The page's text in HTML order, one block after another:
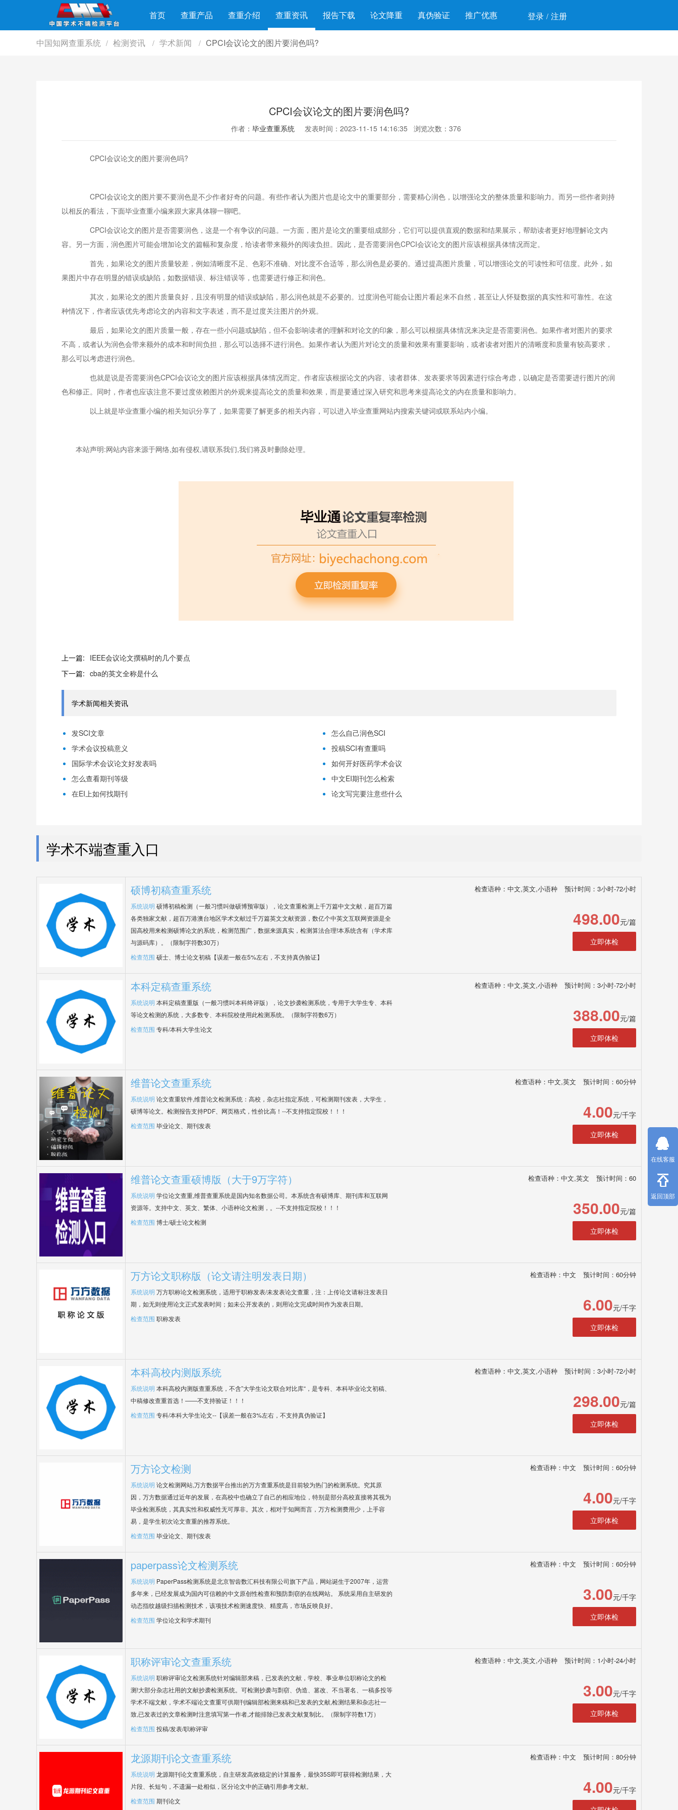
首页 查重产品 查重介绍 查重资讯 报告下载 论文降重 真伪验证 推广优惠 登录 / 注册
中国知网查重系统 / 检测资讯 / 学术新闻 / CPCI会议论文的图片要润色吗?
CPCI会议论文的图片要润色吗?
作者： 毕业查重系统 发表时间：2023-11-15 14:16:35 浏览次数：376
CPCI会议论文的图片要润色吗?
CPCI会议论文的图片要不要润色是不少作者好奇的问题。有些作者认为图片也是论文中的重要部分，需要精心润色，以增强论文的整体质量和影响力。而另一些作者则持
以相反的看法，下面毕业查重小编来跟大家具体聊一聊吧。
CPCI会议论文的图片是否需要润色，这是一个有争议的问题。一方面，图片是论文的重要组成部分，它们可以提供直观的数据和结果展示，帮助读者更好地理解论文内
容。另一方面，润色图片可能会增加论文的篇幅和复杂度，给读者带来额外的阅读负担。因此，是否需要润色CPCI会议论文的图片应该根据具体情况而定。
首先，如果论文的图片质量较差，例如清晰度不足、色彩不准确、对比度不合适等，那么润色是必要的。通过提高图片质量，可以增强论文的可读性和可信度。此外，如
果图片中存在明显的错误或缺陷，如数据错误、标注错误等，也需要进行修正和润色。
其次，如果论文的图片质量良好，且没有明显的错误或缺陷，那么润色就是不必要的。过度润色可能会让图片看起来不自然，甚至让人怀疑数据的真实性和可靠性。在这
种情况下，作者应该优先考虑论文的内容和文字表述，而不是过度关注图片的外观。
最后，如果论文的图片质量一般，存在一些小问题或缺陷，但不会影响读者的理解和对论文的印象，那么可以根据具体情况来决定是否需要润色。如果作者对图片的要求
不高，或者认为润色会带来额外的成本和时间负担，那么可以选择不进行润色。如果作者认为图片对论文的质量和效果有重要影响，或者读者对图片的清晰度和质量有较高要求，
那么可以考虑进行润色。
也就是说是否需要润色CPCI会议论文的图片应该根据具体情况而定。作者应该根据论文的内容、读者群体、发表要求等因素进行综合考虑，以确定是否需要进行图片的润
色和修正。同时，作者也应该注意不要过度依赖图片的外观来提高论文的质量和效果，而是要通过深入研究和思考来提高论文的内在质量和影响力。
以上就是毕业查重小编的相关知识分享了，如果需要了解更多的相关内容，可以进入毕业查重网站内搜索关键词或联系站内小编。
本站声明:网站内容来源于网络,如有侵权,请联系我们,我们将及时删除处理。
上一篇: IEEE会议论文撰稿时的几个要点
下一篇: cba的英文全称是什么
学术新闻相关资讯
发SCI文章
怎么自己润色SCI
学术会议投稿意义
投稿SCI有查重吗
国际学术会议论文好发表吗
如何开好医药学术会议
怎么查看期刊等级
中文EI期刊怎么检索
在EI上如何找期刊
论文写完要注意些什么
学术不端查重入口
硕博初稿查重系统 检查语种：中文,英文,小语种 预计时间：3小时-72小时
系统说明 硕博初稿检测（一般习惯叫做硕博预审版），论文查重检测上千万篇中文文献，超百万篇
各类独家文献，超百万港澳台地区学术文献过千万篇英文文献资源，数亿个中英文互联网资源是全
国高校用来检测硕博论文的系统，检测范围广，数据来源真实，检测算法合理!本系统含有（学术库
与源码库）。（限制字符数30万）
检查范围 硕士、博士论文初稿【误差一般在5%左右，不支持真伪验证】
498.00元/篇
立即体检
本科定稿查重系统 检查语种：中文,英文,小语种 预计时间：3小时-72小时
系统说明 本科定稿查重版（一般习惯叫本科终评版），论文抄袭检测系统，专用于大学生专、本科
等论文检测的系统，大多数专、本科院校使用此检测系统。（限制字符数6万）
检查范围 专科/本科大学生论文
388.00元/篇
立即体检
维普论文查重系统 检查语种：中文,英文 预计时间：60分钟
系统说明 论文查重软件,维普论文检测系统：高校，杂志社指定系统，可检测期刊发表，大学生，
硕博等论文。检测报告支持PDF、网页格式，性价比高！--不支持指定院校！！！
检查范围 毕业论文、期刊发表
4.00元/千字
立即体检
维普论文查重硕博版（大于9万字符） 检查语种：中文,英文 预计时间：60
系统说明 学位论文查重,维普查重系统是国内知名数据公司。本系统含有硕博库、期刊库和互联网
资源等。支持中文、英文、繁体、小语种论文检测，。--不支持指定院校！！！
检查范围 博士/硕士论文检测
350.00元/篇
立即体检
万方论文职称版（论文请注明发表日期） 检查语种：中文 预计时间：60分钟
系统说明 万方职称论文检测系统，适用于职称发表/未发表论文查重，注：上传论文请标注发表日
期，如无则使用论文正式发表时间；如未公开发表的，则用论文完成时间作为发表日期。
检查范围 职称发表
6.00元/千字
立即体检
本科高校内测版系统 检查语种：中文,英文,小语种 预计时间：3小时-72小时
系统说明 本科高校内测版查重系统，不含”大学生论文联合对比库“，是专科、本科毕业论文初稿、
中稿修改查重首选！——不支持验证！！！
检查范围 专科/本科大学生论文--【误差一般在3%左右，不支持真伪验证】
298.00元/篇
立即体检
万方论文检测 检查语种：中文 预计时间：60分钟
系统说明 论文检测网站,万方数据平台推出的万方查重系统是目前较为热门的检测系统。究其原
因，万方数据通过近年的发展，在高校中也确立了自己的相应地位，特别是部分高校直接将其视为
毕业检测系统，其真实性和权威性无可厚非。其次，相对于知网而言，万方检测费用少，上手容
易，是学生初次论文查重的推荐系统。
检查范围 毕业论文、期刊发表
4.00元/千字
立即体检
paperpass论文检测系统 检查语种：中文 预计时间：60分钟
系统说明 PaperPass检测系统是北京智齿数汇科技有限公司旗下产品，网站诞生于2007年，运营
多年来，已经发展成为国内可信赖的中文原创性检查和预防剽窃的在线网站。 系统采用自主研发的
动态指纹越级扫描检测技术，该项技术检测速度快、精度高，市场反映良好。
检查范围 学位论文和学术期刊
3.00元/千字
立即体检
职称评审论文查重系统 检查语种：中文,英文,小语种 预计时间：1小时-24小时
系统说明 职称评审论文检测系统针对编辑部来稿，已发表的文献，学校、事业单位职称论文的检
测!大部分杂志社用的文献抄袭检测系统。可检测抄袭与剽窃、伪造、篡改、不当署名、一稿多投等
学术不端文献，学术不端论文查重可供期刊编辑部检测来稿和已发表的文献,检测结果和杂志社一
致,已发表过的文章检测时注意填写第一作者,才能排除已发表文献复制比。（限制字符数1万）
检查范围 投稿/发表/职称评审
3.00元/千字
立即体检
龙源期刊论文查重系统 检查语种：中文 预计时间：80分钟
系统说明 龙源期刊论文查重系统，自主研发高效稳定的计算服务，最快35S即可获得检测结果，大
片段、长短句，不遗漏一处相似，区分论文中的正确引用参考文献。
检查范围 期刊论文
4.00元/千字
在线客服
返回顶部